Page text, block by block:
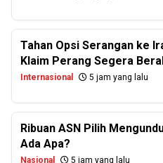
Tahan Opsi Serangan ke
Klaim Perang Segera
Internasional 5 jam yang lalu
Ribuan ASN Pilih
Ada Apa?
Nasional 5 jam yang lalu